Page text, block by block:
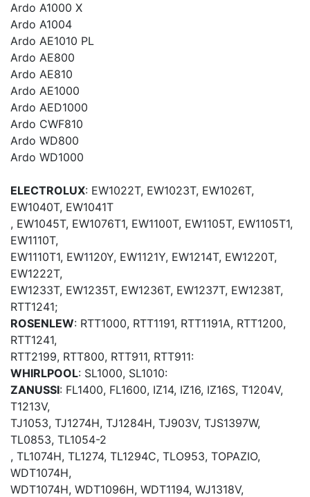
Ardo A1000 X
Ardo A1004
Ardo AE1010 PL
Ardo AE800
Ardo AE810
Ardo AE1000
Ardo AED1000
Ardo CWF810
Ardo WD800
Ardo WD1000
ELECTROLUX: EW1022T, EW1023T, EW1026T,
EW1040T, EW1041T
, EW1045T, EW1076T1, EW1100T, EW1105T, EW1105T1,
EW1110T,
EW1110T1, EW1120Y, EW1121Y, EW1214T, EW1220T,
EW1222T,
EW1233T, EW1235T, EW1236T, EW1237T, EW1238T,
RTT1241;
ROSENLEW: RTT1000, RTT1191, RTT1191A, RTT1200,
RTT1241,
RTT2199, RTT800, RTT911, RTT911:
WHIRLPOOL: SL1000, SL1010:
ZANUSSI: FL1400, FL1600, IZ14, IZ16, IZ16S, T1204V,
T1213V,
TJ1053, TJ1274H, TJ1284H, TJ903V, TJS1397W,
TL0853, TL1054-2
, TL1074H, TL1274, TL1294C, TLO953, TOPAZIO,
WDT1074H,
WDT1074H, WDT1096H, WDT1194, WJ1318V,